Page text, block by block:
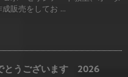
販売をしてお ...
とうございます 2026